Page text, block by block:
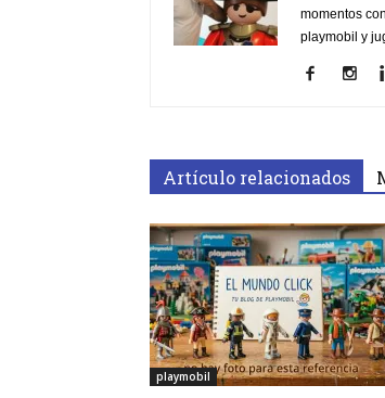
momentos
playmobil y
Artículo relacionados
playmobil